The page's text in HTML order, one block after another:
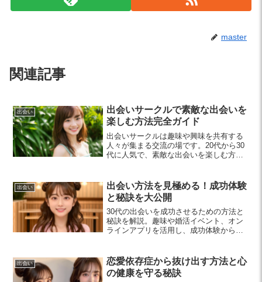
master
関連記事
出会い
出会いサークルで素敵な出会いを
楽しむ方法完全ガイド
出会いサークルは趣味や興味を共有する
人々が集まる交流の場です。20代から30
代に人気で、素敵な出会いを楽しむ方法
出会い
出会い方法を見極める！成功体験
と秘訣を大公開
30代の出会いを成功させるための方法と
秘訣を解説。趣味や婚活イベント、オン
ラインアプリを活用し、成功体験から積
てみませんか？
出会い
恋愛依存症から抜け出す方法と心
の健康を守る秘訣